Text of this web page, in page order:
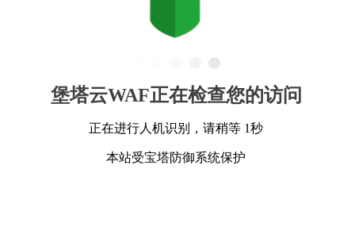
堡塔云WAF正在检查您的访问
正在进行人机识别，请稍等 1秒
本站受宝塔防御系统保护